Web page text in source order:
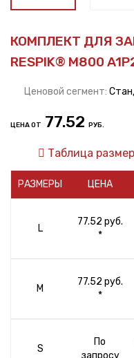
КОМПЛЕКТ ДЛЯ
RESPIK® M800
Ценовой сегмент:
ЦЕНА ОТ 77.52 РУБ.
Таблица
РАЗМЕРЫ ЦЕНА
L
77.52 руб.
*
M
77.52 руб.
*
S
По
запросу